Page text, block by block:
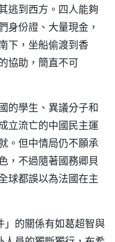
逃到西方。四人能夠
身份證、大量現金，
下，坐船偷渡到香
協助，簡直不可
的學生、異議分子和
立流亡的中國民主運
。但中情局仍不願承
，不過隨著國務卿貝
球都誤以為法國在主
」的關係有如葛超智與